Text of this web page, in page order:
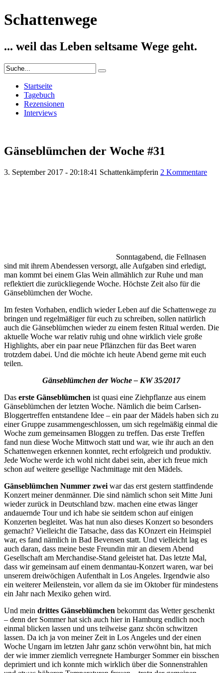
Schattenwege
... weil das Leben seltsame Wege geht.
Startseite
Tagebuch
Rezensionen
Interviews
Gänseblümchen der Woche #31
3. September 2017 - 20:18:41 Schattenkämpferin 2 Kommentare
Sonntagabend, die Fellnasen
sind mit ihrem Abendessen versorgt, alle Aufgaben sind erledigt,
man kommt bei einem Glas Wein allmählich zur Ruhe und man
reflektiert die zurückliegende Woche. Höchste Zeit also für die
Gänseblümchen der Woche.
Im festen Vorhaben, endlich wieder Leben auf die Schattenwege zu
bringen und regelmäßiger für euch zu schreiben, sollen natürlich
auch die Gänseblümchen wieder zu einem festen Ritual werden. Die
aktuelle Woche war relativ ruhig und ohne wirklich viele große
Highlights, aber ein paar neue Pflänzchen für das Beet waren
trotzdem dabei. Und die möchte ich heute Abend gerne mit euch
teilen.
Gänseblümchen der Woche – KW 35/2017
Das erste Gänseblümchen ist quasi eine Ziehpflanze aus einem
Gänseblümchen der letzten Woche. Nämlich die beim Carlsen-
Bloggertreffen entstandene Idee – ein paar der Mädels haben sich zu
einer Gruppe zusammengeschlossen, um sich regelmäßig einmal die
Woche zum gemeinsamen Bloggen zu treffen. Das erste Treffen
fand nun diese Woche Mittwoch statt und war, wie ihr auch an den
Schattenwegen erkennen konntet, recht erfolgreich und produktiv.
Jede Woche werde ich wohl nicht dabei sein, aber ich freue mich
schon auf weitere gesellige Nachmittage mit den Mädels.
Gänseblümchen Nummer zwei war das erst gestern stattfindende
Konzert meiner denmänner. Die sind nämlich schon seit Mitte Juni
wieder zurück in Deutschland bzw. machen eine etwas länger
andauernde Tour und ich habe sie seitdem schon auf einigen
Konzerten begleitet. Was hat nun also dieses Konzert so besonders
gemacht? Vielleicht die Tatsache, dass das KOnzert ein Heimspiel
war, es fand nämlich in Bad Bevensen statt. Und vielleicht lag es
auch daran, dass meine beste Freundin mir an diesem Abend
Gesellschaft am Merchandise-Stand geleistet hat. Das letzte Mal,
dass wir gemeinsam auf einem denmantau-Konzert waren, war bei
unserem dreiwöchigen Aufenthalt in Los Angeles. Irgendwie also
ein weiterer Meilenstein, vor allem da sie im Oktober für mindestens
ein Jahr nach Mexiko gehen wird.
Und mein drittes Gänseblümchen bekommt das Wetter geschenkt
– denn der Sommer hat sich auch hier in Hamburg endlich noch
einmal blicken lassen und uns teilweise ganz shcön schwitzen
lassen. Da ich ja von meiner Zeit in Los Angeles und der einen
Woche Ungarn im letzten Jahr ganz schön verwöhnt bin, hat mich
der wie immer ziemlich verregnete Hamburger Sommer ein bisschen
deprimiert und ich konnte mich wirklich über die Sonnenstrahlen